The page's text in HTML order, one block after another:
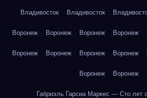
Владивосток Владивосток
Воронеж Воронеж Воронеж Воронеж
Воронеж Воронеж Воронеж Воронеж
Воронеж Воронеж
Габриэль Гарсиа Маркес — Сто лет